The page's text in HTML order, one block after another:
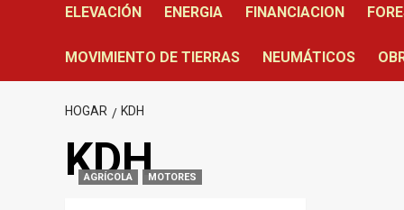
ELEVACIÓN ENERGIA FINANCIACION
MOVIMIENTO DE TIERRAS NEUMÁTICOS
HOGAR KDH
KDH
AGRÍCOLA MOTORES